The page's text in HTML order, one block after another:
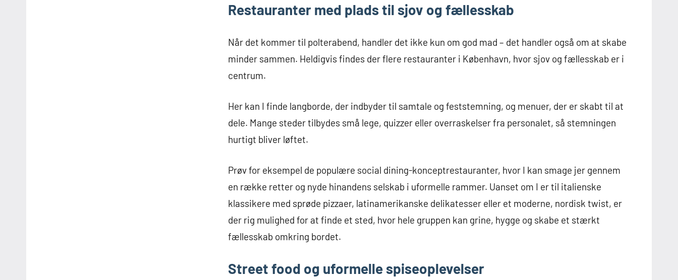
Restauranter med plads til sjov og fællesskab
Når det kommer til polterabend, handler det ikke kun om god mad – det handler også om at skabe
minder sammen. Heldigvis findes der flere restauranter i København, hvor sjov og fællesskab er i
centrum.
Her kan I finde langborde, der indbyder til samtale og feststemning, og menuer, der er skabt til at
dele. Mange steder tilbydes små lege, quizzer eller overraskelser fra personalet, så stemningen
hurtigt bliver løftet.
Prøv for eksempel de populære social dining-konceptrestauranter, hvor I kan smage jer gennem
en række retter og nyde hinandens selskab i uformelle rammer. Uanset om I er til italienske
klassikere med sprøde pizzaer, latinamerikanske delikatesser eller et moderne, nordisk twist, er
der rig mulighed for at finde et sted, hvor hele gruppen kan grine, hygge og skabe et stærkt
fællesskab omkring bordet.
Street food og uformelle spiseoplevelser